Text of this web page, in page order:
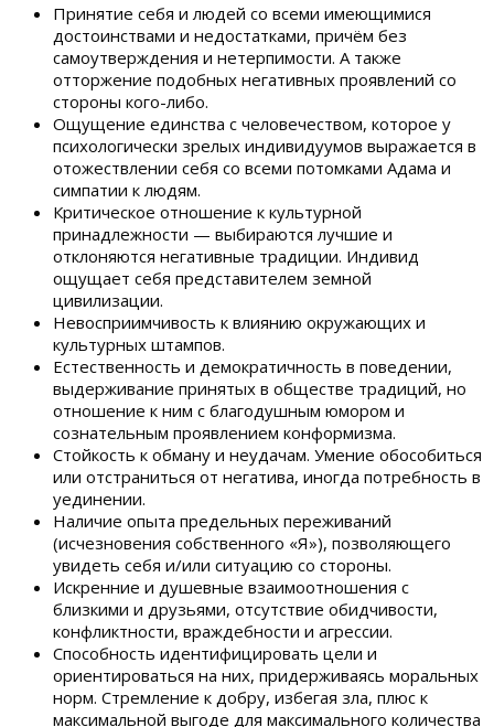
Принятие себя и людей со всеми имеющимися
достоинствами и недостатками, причём без
самоутверждения и нетерпимости. А также
отторжение подобных негативных проявлений со
стороны кого-либо.
Ощущение единства с человечеством, которое у
психологически зрелых индивидуумов выражается в
отожествлении себя со всеми потомками Адама и
симпатии к людям.
Критическое отношение к культурной
принадлежности — выбираются лучшие и
отклоняются негативные традиции. Индивид
ощущает себя представителем земной
цивилизации.
Невосприимчивость к влиянию окружающих и
культурных штампов.
Естественность и демократичность в поведении,
выдерживание принятых в обществе традиций, но
отношение к ним с благодушным юмором и
сознательным проявлением конформизма.
Стойкость к обману и неудачам. Умение обособиться
или отстраниться от негатива, иногда потребность в
уединении.
Наличие опыта предельных переживаний
(исчезновения собственного «Я»), позволяющего
увидеть себя и/или ситуацию со стороны.
Искренние и душевные взаимоотношения с
близкими и друзьями, отсутствие обидчивости,
конфликтности, враждебности и агрессии.
Способность идентифицировать цели и
ориентироваться на них, придерживаясь моральных
норм. Стремление к добру, избегая зла, плюс к
максимальной выгоде для максимального количества